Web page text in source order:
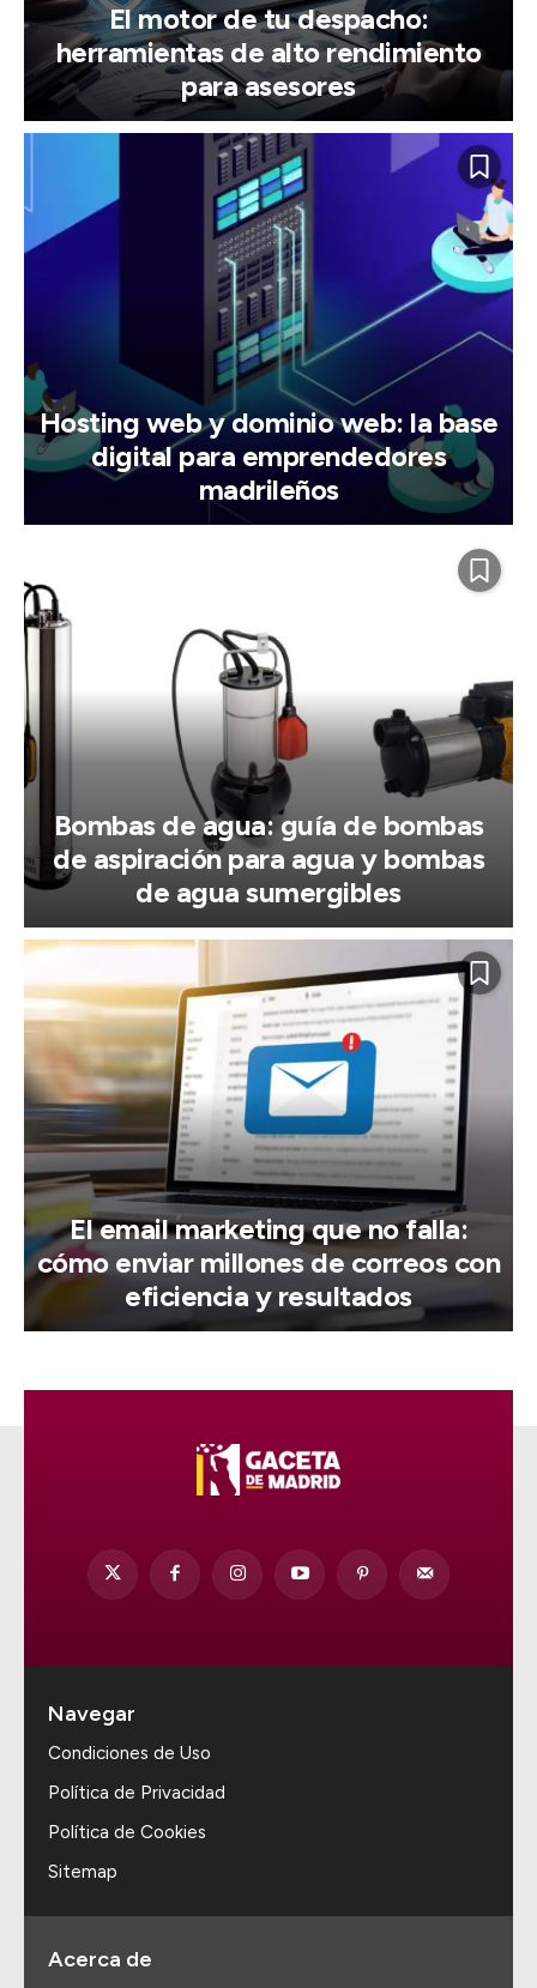
El motor de tu despacho:
herramientas de alto rendimiento
para asesores
Hosting web y dominio web: la base
digital para emprendedores
madrileños
Bombas de agua: guía de bombas
de aspiración para agua y bombas
de agua sumergibles
El email marketing que no falla:
cómo enviar millones de correos con
eficiencia y resultados
Navegar
Condiciones de Uso
Política de Privacidad
Política de Cookies
Sitemap
Acerca de